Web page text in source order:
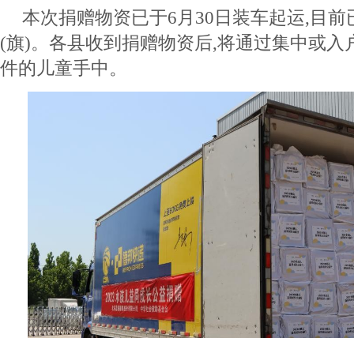
本次捐赠物资已于6月30日装车起运,目前
(旗)。各县收到捐赠物资后,将通过集中或入
件的儿童手中。